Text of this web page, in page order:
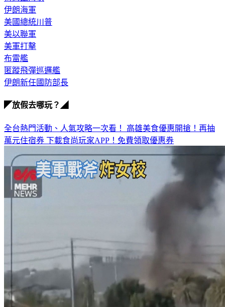
伊朗海軍
美國總統川普
美以聯軍
美軍打擊
布雷艦
匿蹤飛彈巡邏艦
伊朗新任國防部長
◤放假去哪玩？◢
全台熱門活動、人氣攻略一次看！ 高雄美食優惠開搶！再抽
萬元住宿券 下載食尚玩家APP！免費領取優惠券